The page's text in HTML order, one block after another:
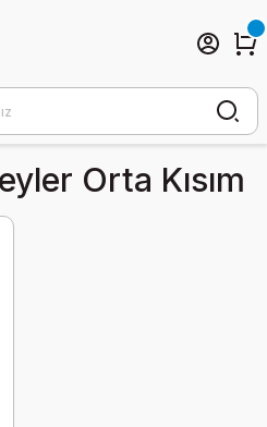
Orta Kısım